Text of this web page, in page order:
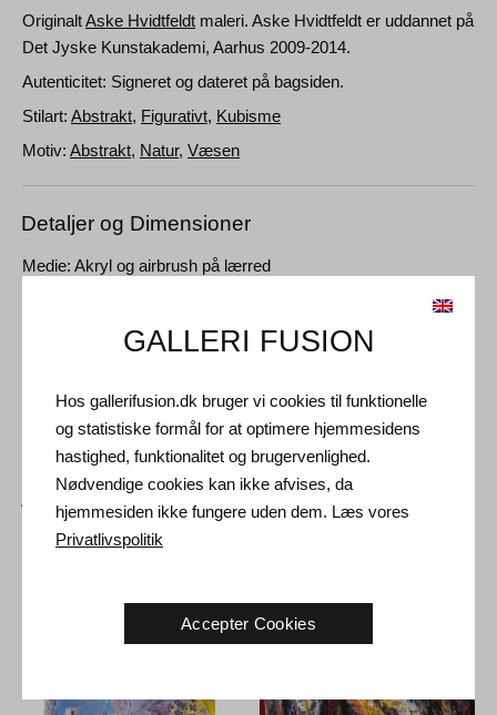
OriginaltAske Hvidtfeldt maleri. Aske Hvidtfeldt er uddannet på
Det Jyske Kunstakademi, Aarhus 2009-2014.
Autenticitet: Signeret og dateret på bagsiden.
Stilart: Abstrakt, Figurativt, Kubisme
Motiv: Abstrakt, Natur, Væsen
Detaljer og Dimensioner
Medie: Akryl og airbrush på lærred
Størrelse: 110 x 90 cm
Andre Kunstværker
GALLERI FUSION
Hos gallerifusion.dk bruger vi cookies til funktionelle
og statistiske formål for at optimere hjemmesidens
hastighed, funktionalitet og brugervenlighed.
Nødvendige cookies kan ikke afvises, da
hjemmesiden ikke fungere uden dem. Læs vores
Privatlivspolitik
Accepter Cookies